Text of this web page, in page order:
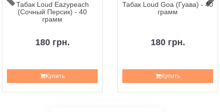
Табак Loud Eazypeach
(Сочный Персик) - 40
грамм
180 грн.
Купить
Табак Loud Goa (Гуава) - 40
грамм
180 грн.
Купить